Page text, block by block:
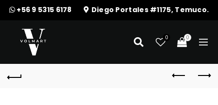
+56 9 5315 6178 Diego Portales #1175, Temuco.
0 0